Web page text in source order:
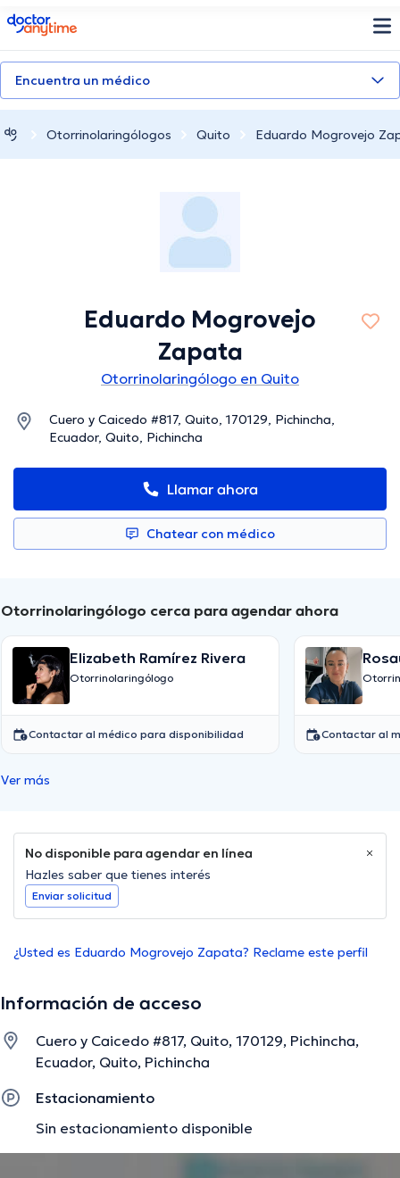
doctoranytime
Encuentra un médico
Otorrinolaringólogos Quito Eduardo Mogrovejo
Eduardo Mogrovejo
Zapata
Otorrinolaringólogo en Quito
Cuero y Caicedo #817, Quito, 170129, Pichincha,
Ecuador, Quito, Pichincha
Llamar ahora
Chatear con médico
Otorrinolaringólogo cerca para agendar ahora
Elizabeth Ramírez Rivera
Otorrinolaringólogo
Contactar al médico para disponibilidad Contactar al
Ver más
No disponible para agendar en línea
Hazles saber que tienes interés
Enviar solicitud
¿Usted es Eduardo Mogrovejo Zapata? Reclame este perfil
Información de acceso
Cuero y Caicedo #817, Quito, 170129, Pichincha,
Ecuador, Quito, Pichincha
Estacionamiento
Sin estacionamiento disponible